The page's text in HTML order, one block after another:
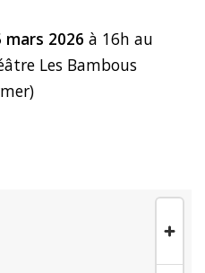
mars 2026 à 16h au
Les Bambous